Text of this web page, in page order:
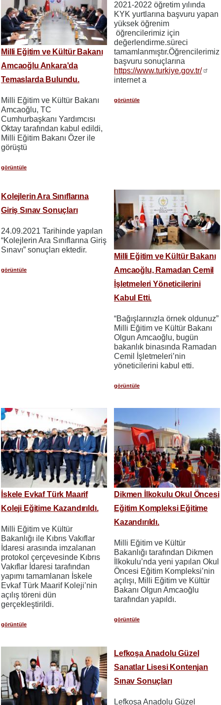
Milli Eğitim ve Kültür Bakanı
Amcaoğlu Ankara'da
Temaslarda Bulundu.
Milli Eğitim ve Kültür Bakanı
Amcaoğlu, TC
Cumhurbaşkanı Yardımcısı
Oktay tarafından kabul edildi,
Milli Eğitim Bakanı Özer ile
görüştü
görüntüle
2021-2022 öğretim yılında
KYK yurtlarına başvuru yapan
yüksek öğrenim
öğrencilerimiz için
değerlendirme.süreci
tamamlanmıştır.Öğrencilerimiz
başvuru sonuçlarına
https://www.turkiye.gov.tr/
internet a
görüntüle
Kolejlerin Ara Sınıflarına
Giriş Sınav Sonuçları
24.09.2021 Tarihinde yapılan
“Kolejlerin Ara Sınıflarına Giriş
Sınavı” sonuçları ektedir.
görüntüle
Milli Eğitim ve Kültür Bakanı
Amcaoğlu, Ramadan Cemil
İşletmeleri Yöneticilerini
Kabul Etti.
“Bağışlarınızla örnek oldunuz”
Milli Eğitim ve Kültür Bakanı
Olgun Amcaoğlu, bugün
bakanlık binasında Ramadan
Cemil İşletmeleri’nin
yöneticilerini kabul etti.
görüntüle
İskele Evkaf Türk Maarif
Koleji Eğitime Kazandırıldı.
Milli Eğitim ve Kültür
Bakanlığı ile Kıbrıs Vakıflar
İdaresi arasında imzalanan
protokol çerçevesinde Kıbrıs
Vakıflar İdaresi tarafından
yapımı tamamlanan İskele
Evkaf Türk Maarif Koleji’nin
açılış töreni dün
gerçekleştirildi.
görüntüle
Dikmen İlkokulu Okul Öncesi
Eğitim Kompleksi Eğitime
Kazandırıldı.
Milli Eğitim ve Kültür
Bakanlığı tarafından Dikmen
İlkokulu’nda yeni yapılan Okul
Öncesi Eğitim Kompleksi’nin
açılışı, Milli Eğitim ve Kültür
Bakanı Olgun Amcaoğlu
tarafından yapıldı.
görüntüle
Lefkoşa Anadolu Güzel
Sanatlar Lisesi Kontenjan
Sınav Sonuçları
Lefkoşa Anadolu Güzel